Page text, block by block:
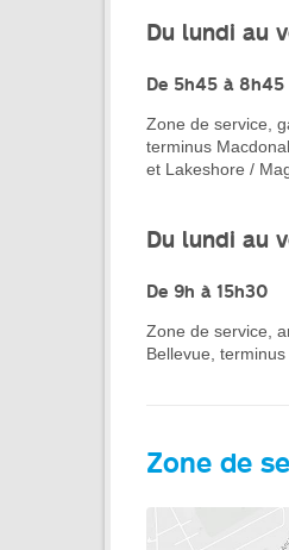
Du lundi au
De 5h45 à 8h45
Zone de service,
terminus
et Lakeshore /
Du lundi au
De 9h à 15h30
Zone de service,
Bellevue, terminus
Zone de